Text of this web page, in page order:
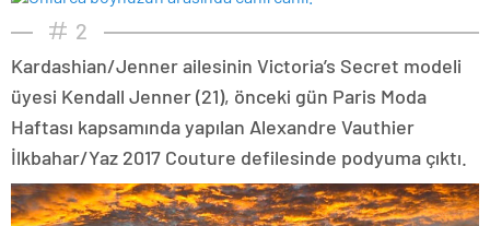
2
Kardashian/Jenner ailesinin Victoria’s Secret modeli
üyesi Kendall Jenner (21), önceki gün Paris Moda
Haftası kapsamında yapılan Alexandre Vauthier
İlkbahar/Yaz 2017 Couture defilesinde podyuma çıktı.